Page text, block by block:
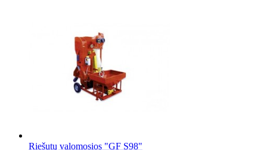
Riešutų valomosios "GF S98"